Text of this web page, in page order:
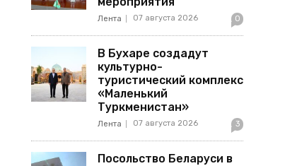
Лента 07 августа 2026 0
В Бухаре создадут
культурно-
туристический комплекс
«Маленький
Туркменистан»
Лента 07 августа 2026 3
Посольство Беларуси в